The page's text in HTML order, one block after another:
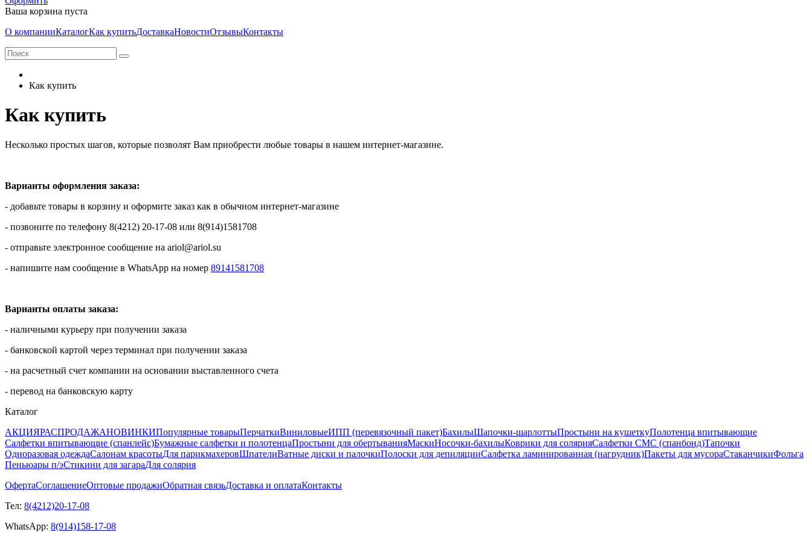
Ваша корзина пуста
О компанииКаталогКак купитьДоставкаНовостиОтзывыКонтакты
Как купить
Как купить
Несколько простых шагов, которые позволят Вам приобрести любые товары в нашем интернет-магазине.
Варианты оформления заказа:
- добавьте товары в корзину и оформите заказ как в обычном интернет-магазине
- позвоните по телефону 8(4212) 20-17-08 или 8(914)1581708
- отправьте электронное сообщение на ariol@ariol.su
- напишите нам сообщение в WhatsApp на номер 89141581708
Варианты оплаты заказа:
- наличными курьеру при получении заказа
- банковской картой через терминал при получении заказа
- на расчетный счет компании на основании выставленного счета
- перевод на банковскую карту
Каталог
АКЦИЯРАСПРОДАЖАНОВИНКИПопулярные товарыПерчаткиВиниловыеИПП (перевязочный пакет)БахилыШапочки-шарлоттыПростыни на кушеткуПолотенца впитывающие
Салфетки впитывающие (спанлейс)Бумажные салфетки и полотенцаПростыни для обертыванияМаскиНосочки-бахилыКоврики для солярияСалфетки СМС (спанбонд)Тапочки
Одноразовая одеждаСалонам красотыДля парикмахеровШпателиВатные диски и палочкиПолоски для депиляцииСалфетка ламинированная (нагрудник)Пакеты для мусораСтаканчикиФольга
Пеньюары п/эСтикини для загараДля солярия
ОфертаСоглашениеОптовые продажиОбратная связьДоставка и оплатаКонтакты
Тел: 8(4212)20-17-08
WhatsApp: 8(914)158-17-08